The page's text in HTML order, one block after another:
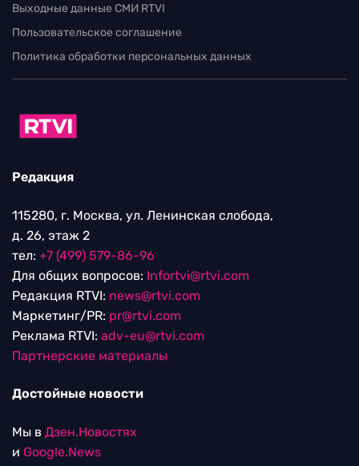
Выходные данные СМИ RTVI
Пользовательское соглашение
Политика обработки персональных данных
Редакция
115280, г. Москва, ул. Ленинская слобода,
д. 26, этаж 2
тел: +7 (499) 579-86-96
Для общих вопросов: Infortvi@rtvi.com
Редакция RTVI: news@rtvi.com
Маркетинг/PR: pr@rtvi.com
Реклама RTVI: adv-eu@rtvi.com
Партнерские материалы
Достойные новости
Мы в Дзен.Новостях
и Google.News